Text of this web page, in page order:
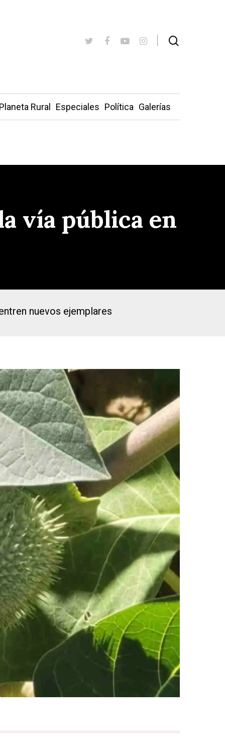
Planeta Rural Especiales Política Galerías
vía pública en
nuevos ejemplares